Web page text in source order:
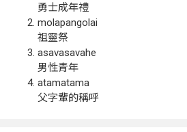
勇士成年禮
molapangolai
祖靈祭
asavasavahe
男性青年
atamatama
父字輩的稱呼